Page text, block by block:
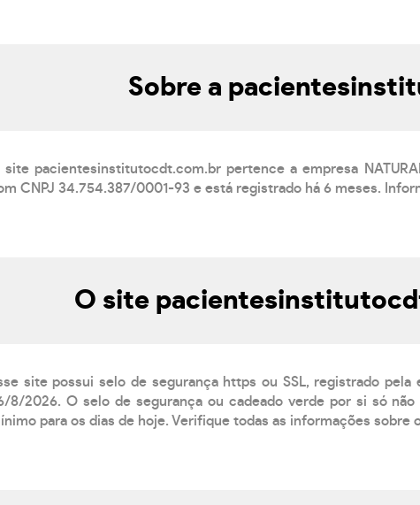
Sobre a
site pacientesinstitutocdt.com.br pertence a empresa
CNPJ 34.754.387/0001-93 e está registrado há 6 meses.
O site
site possui selo de segurança https ou SSL, registrado
8/2026. O selo de segurança ou cadeado verde por si só
para os dias de hoje. Verifique todas as informações sobre